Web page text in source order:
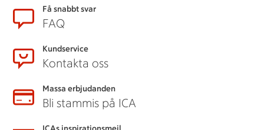
SidfotFå snabbt svar
FAQ
Kundservice
Kontakta oss
Massa erbjudanden
Bli stammis på ICA